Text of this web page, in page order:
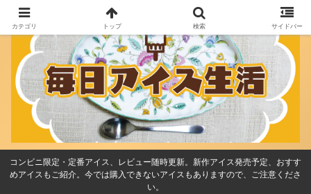
コンビニ限定・定番アイス、レビュー随時更新。新作アイス発売予定、おすす
めアイスもご紹介。今では購入できないアイスもありますので、ご注意くださ
い。
カテゴリ トップ 検索 サイドバー